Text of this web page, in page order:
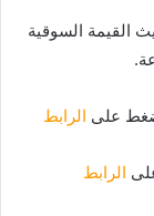
القيمة السوقية
على الرابط
الرابط